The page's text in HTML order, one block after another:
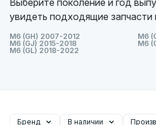
Выберите поколение и год
увидеть подходящие запчасти
M6 (GH) 2007-2012
M6
M6 (GJ) 2015-2018
M6
M6 (GL) 2018-2022
Бренд В наличии